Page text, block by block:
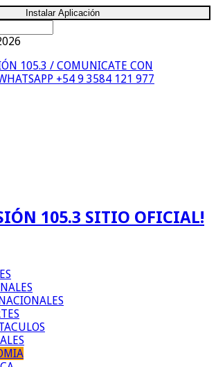
Instalar Aplicación
105.3 / COMUNICATE CON
+54 9 3584 121 977
105.3 SITIO OFICIAL!